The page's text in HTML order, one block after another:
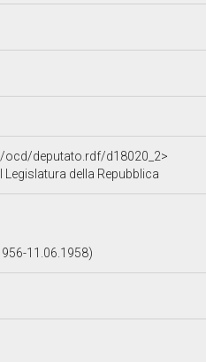
ocd/deputato.rdf/d18020_2>
Legislatura della Repubblica
11.06.1958)